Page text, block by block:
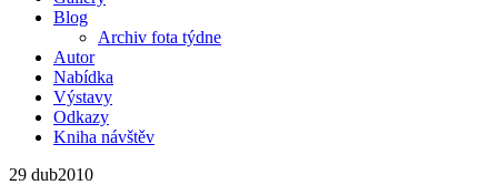
Blog
Archiv fota týdne
Autor
Nabídka
Výstavy
Odkazy
Kniha návštěv
29 dub2010